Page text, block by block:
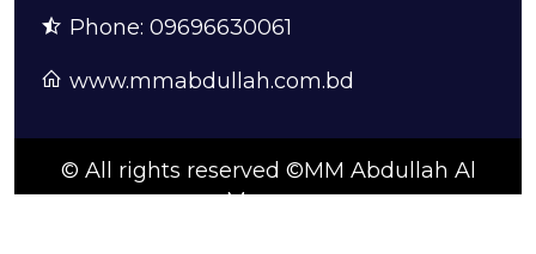
Phone: 09696630061
www.mmabdullah.com.bd
© All rights reserved ©MM Abdullah Al
Mamun